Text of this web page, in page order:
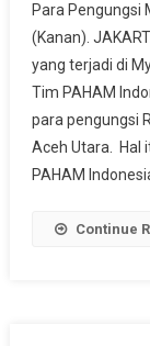
Para Pengungsi
(Kanan).
yang terjadi di
Tim PAHAM
para pengungsi
Aceh Utara. Hal
PAHAM
Continue